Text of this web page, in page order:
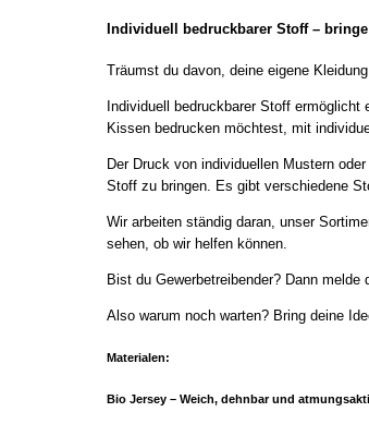
Individuell bedruckbarer Stoff –
Träumst du davon, deine eigene
Individuell bedruckbarer Stoff
Kissen bedrucken möchtest, mit
Der Druck von individuellen Mustern
Stoff zu bringen. Es gibt verschiedene
Wir arbeiten ständig daran, unser
sehen, ob wir helfen können.
Bist du Gewerbetreibender? Dann
Also warum noch warten? Bring deine
Materialen:
Bio Jersey – Weich, dehnbar und